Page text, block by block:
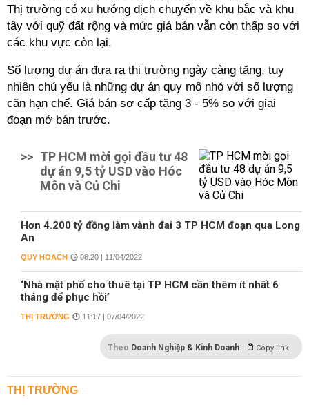
Thị trường có xu hướng dịch chuyển về khu bắc và khu
tây với quỹ đất rộng và mức giá bán vẫn còn thấp so với
các khu vực còn lại.
Số lượng dự án đưa ra thị trường ngày càng tăng, tuy
nhiên chủ yếu là những dự án quy mô nhỏ với số lượng
căn hạn chế. Giá bán sơ cấp tăng 3 - 5% so với giai
đoạn mở bán trước.
>> TP HCM mời gọi đầu tư 48
dự án 9,5 tỷ USD vào Hóc
Môn và Củ Chi
Hơn 4.200 tỷ đồng làm vành đai 3 TP HCM đoạn qua Long
An
QUY HOẠCH 08:20 | 11/04/2022
‘Nhà mặt phố cho thuê tại TP HCM cần thêm ít nhất 6
tháng để phục hồi’
THỊ TRƯỜNG 11:17 | 07/04/2022
Theo Doanh Nghiệp & Kinh Doanh Copy link
THỊ TRƯỜNG